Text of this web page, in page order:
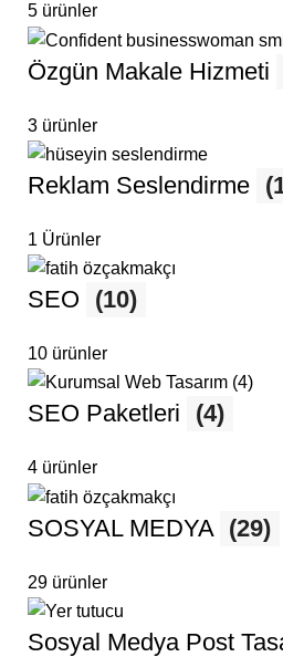
5 ürünler
Özgün Makale Hizmeti
3 ürünler
Reklam Seslendirme
1 Ürünler
SEO (10)
10 ürünler
SEO Paketleri (4)
4 ürünler
SOSYAL MEDYA (29)
29 ürünler
Sosyal Medya Post